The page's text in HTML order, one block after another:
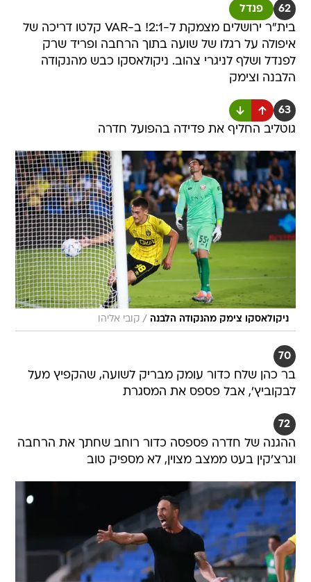
62 פנדל
בית"ר ירושלים מצמקת ל-2:1! ב-VAR קלטו דריכה של
איפולה על רגלו של שועה בתוך הרחבה ופריד שרק
לפנדל ושלף לניגרי צהוב. ניקולאסקו כבש מהנקודה
הלבנה וצימק
63
גוטליב החליף את פדידה בהפועל חדרה
ניקולאסקו צימק מהנקודה הלבנה / קובי אליהו
70
בר כהן שלח כדור עומק מבריק לשועה, שהקפיץ מעל
לבקוביץ', אבל פספס את המסגרת
72
ההגנה של חדרה פספסה כדור רוחב שחתך את הרחבה
וגרצ'קין בעט ממצב מצוין, לא מספיק טוב